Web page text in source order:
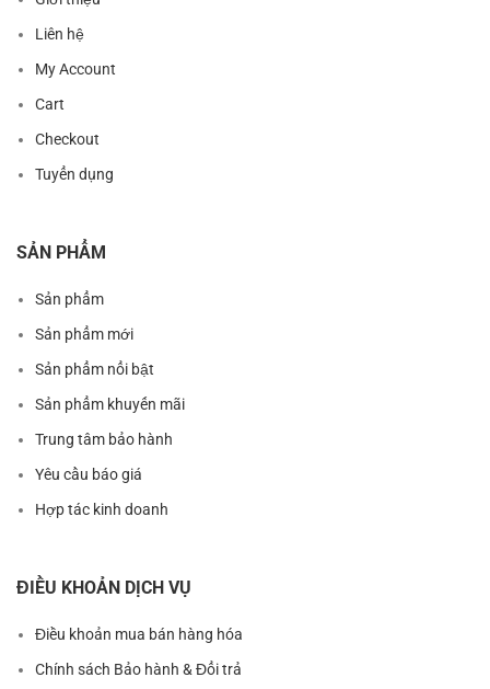
Liên hệ
My Account
Cart
Checkout
Tuyển dụng
SẢN PHẨM
Sản phẩm
Sản phẩm mới
Sản phẩm nổi bật
Sản phẩm khuyến mãi
Trung tâm bảo hành
Yêu cầu báo giá
Hợp tác kinh doanh
ĐIỀU KHOẢN DỊCH VỤ
Điều khoản mua bán hàng hóa
Chính sách Bảo hành & Đổi trả